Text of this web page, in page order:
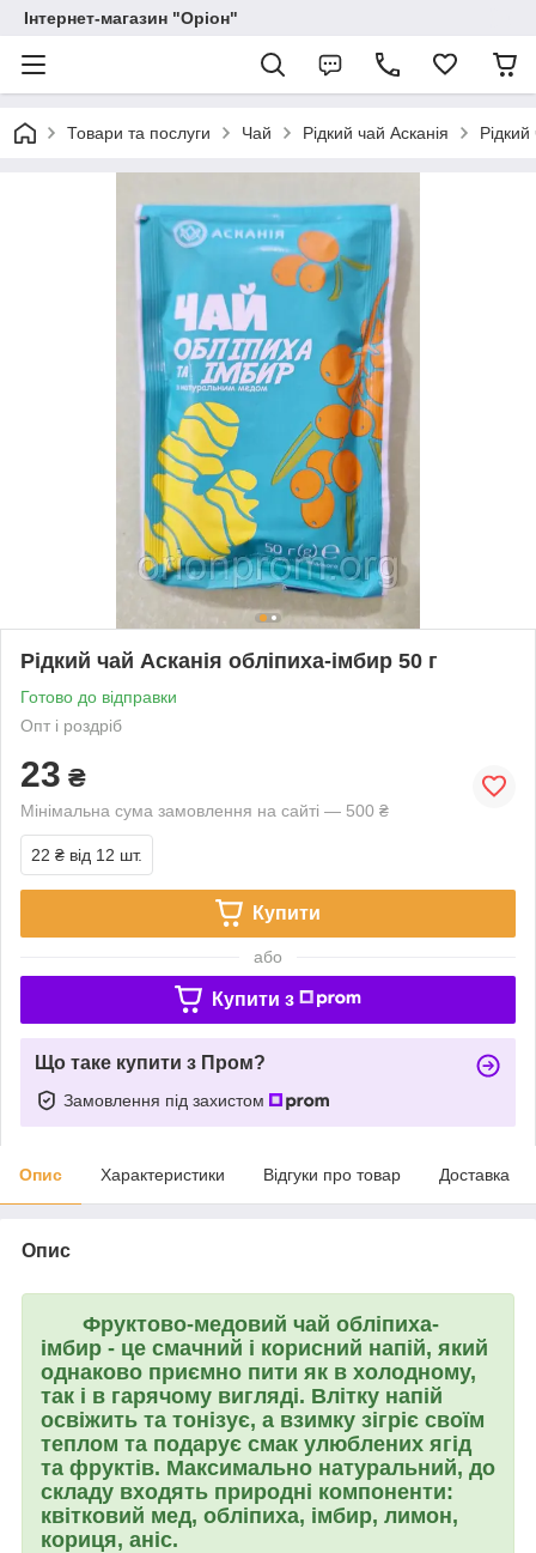
Інтернет-магазин "Оріон"
Товари та послуги Чай Рідкий чай Асканія
Рідкий чай Асканія обліпиха-імбир 50 г
Готово до відправки
Опт і роздріб
23 ₴
Мінімальна сума замовлення на сайті — 500 ₴
22 ₴ від 12 шт.
Купити
або
Купити з
Що таке купити з Пром?
Замовлення під захистом
Опис Характеристики Відгуки про товар Доставка
Опис
Фруктово-медовий чай обліпиха-
імбир - це смачний і корисний напій, який
однаково приємно пити як в холодному,
так і в гарячому вигляді. Влітку напій
освіжить та тонізує, а взимку зігріє своїм
теплом та подарує смак улюблених ягід
та фруктів. Максимально натуральний, до
складу входять природні компоненти:
квітковий мед, обліпиха, імбир, лимон,
кориця, аніс.